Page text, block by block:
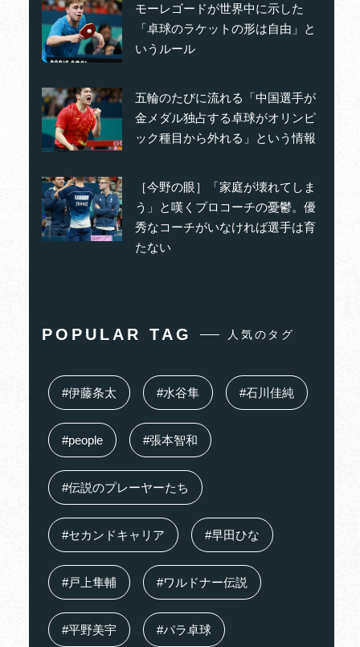
モーレゴードが世界中に示した
「卓球のラケットの形は自由」と
いうルール
五輪のたびに流れる「中国選手が
金メダル独占する卓球がオリンピ
ック種目から外れる」という情報
［今野の眼］「家庭が壊れてしま
う」と嘆くプロコーチの憂鬱。優
秀なコーチがいなければ選手は育
たない
POPULAR TAG 人気のタグ
#伊藤条太 #水谷隼 #石川佳純
#people #張本智和
#伝説のプレーヤーたち
#セカンドキャリア #早田ひな
#戸上隼輔 #ワルドナー伝説
#平野美宇 #パラ卓球